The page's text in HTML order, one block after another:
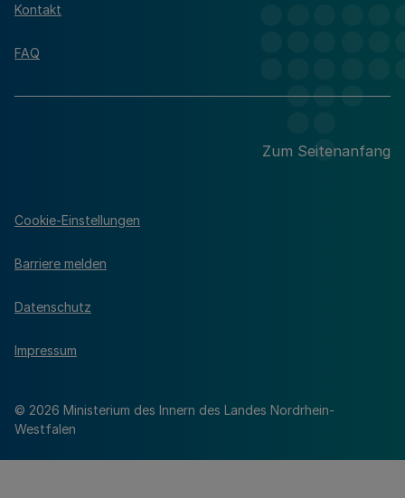
Kontakt
FAQ
Zum Seitenanfang
© 2026 Ministerium des Innern des Landes Nordrhein-
Westfalen
Cookie-Einstellungen
Barriere melden
Datenschutz
Impressum